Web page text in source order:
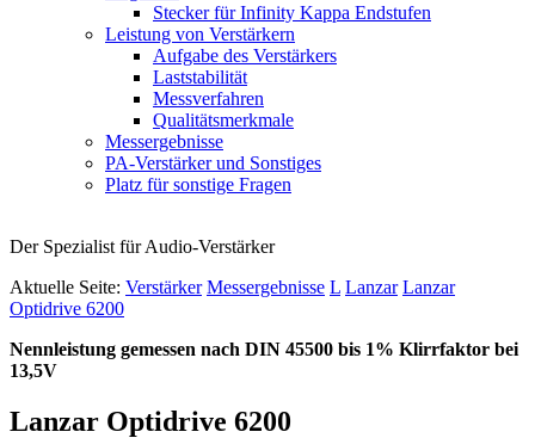
Stecker für Infinity Kappa Endstufen
Leistung von Verstärkern
Aufgabe des Verstärkers
Laststabilität
Messverfahren
Qualitätsmerkmale
Messergebnisse
PA-Verstärker und Sonstiges
Platz für sonstige Fragen
Der Spezialist für Audio-Verstärker
Aktuelle Seite: Verstärker Messergebnisse L Lanzar Lanzar
Optidrive 6200
Nennleistung gemessen nach DIN 45500 bis 1% Klirrfaktor bei
13,5V
Lanzar Optidrive 6200